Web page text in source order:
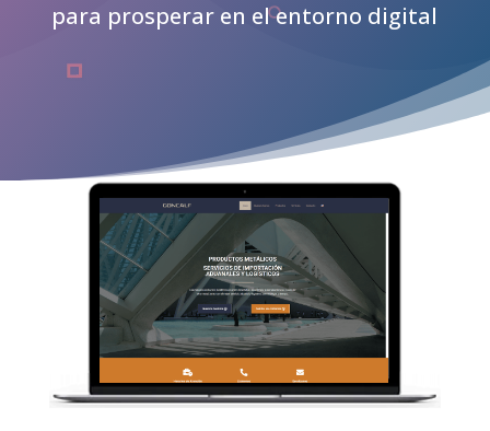
para prosperar en el entorno digital